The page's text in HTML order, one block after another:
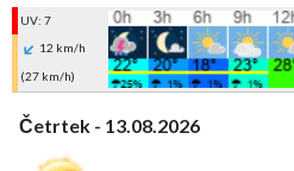
UV: 7
12 km/h
(27 km/h)
Četrtek - 13.08.2026